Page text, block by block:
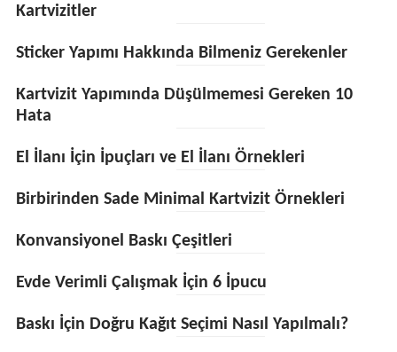
Kartvizitler
Sticker Yapımı Hakkında Bilmeniz Gerekenler
Kartvizit Yapımında Düşülmemesi Gereken 10
Hata
El İlanı İçin İpuçları ve El İlanı Örnekleri
Birbirinden Sade Minimal Kartvizit Örnekleri
Konvansiyonel Baskı Çeşitleri
Evde Verimli Çalışmak İçin 6 İpucu
Baskı İçin Doğru Kağıt Seçimi Nasıl Yapılmalı?